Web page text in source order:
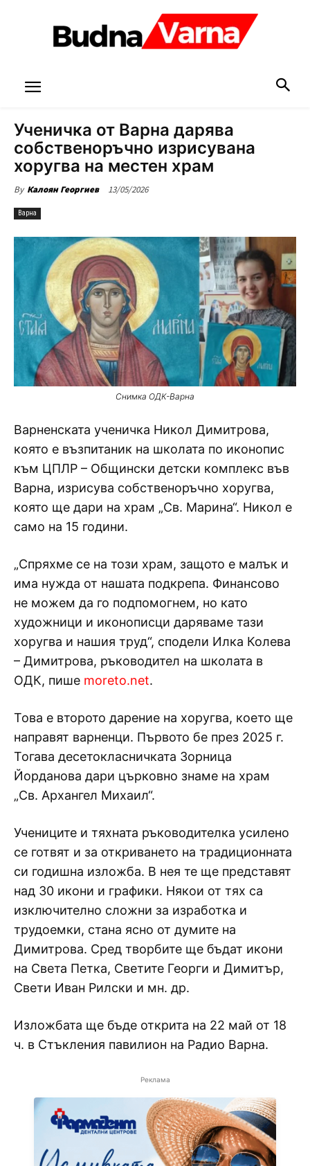
Ученичка от Варна дарява
собственоръчно изрисувана
хоругва на местен храм
By Калоян Георгиев 13/05/2026
Варна
Снимка ОДК-Варна
Варненската ученичка Никол Димитрова,
която е възпитаник на школата по иконопис
към ЦПЛР – Общински детски комплекс във
Варна, изрисува собственоръчно хоругва,
която ще дари на храм „Св. Марина“. Никол е
само на 15 години.
„Спряхме се на този храм, защото е малък и
има нужда от нашата подкрепа. Финансово
не можем да го подпомогнем, но като
художници и иконописци даряваме тази
хоругва и нашия труд“, сподели Илка Колева
– Димитрова, ръководител на школата в
ОДК, пише moreto.net.
Това е второто дарение на хоругва, което ще
направят варненци. Първото бе през 2025 г.
Тогава десетокласничката Зорница
Йорданова дари църковно знаме на храм
„Св. Архангел Михаил“.
Учениците и тяхната ръководителка усилено
се готвят и за откриването на традиционната
си годишна изложба. В нея те ще представят
над 30 икони и графики. Някои от тях са
изключително сложни за изработка и
трудоемки, стана ясно от думите на
Димитрова. Сред творбите ще бъдат икони
на Света Петка, Светите Георги и Димитър,
Свети Иван Рилски и мн. др.
Изложбата ще бъде открита на 22 май от 18
ч. в Стъкления павилион на Радио Варна.
Реклама